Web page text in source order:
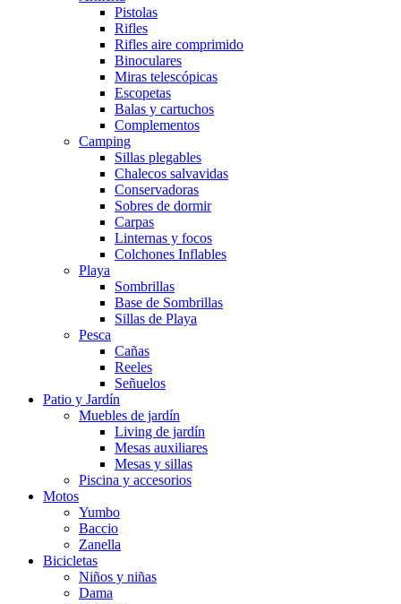
Pistolas
Rifles
Rifles aire comprimido
Binoculares
Miras telescópicas
Escopetas
Balas y cartuchos
Complementos
Camping
Sillas plegables
Chalecos salvavidas
Conservadoras
Sobres de dormir
Carpas
Linternas y focos
Colchones Inflables
Playa
Sombrillas
Base de Sombrillas
Sillas de Playa
Pesca
Cañas
Reeles
Señuelos
Patio y Jardín
Muebles de jardín
Living de jardín
Mesas auxiliares
Mesas y sillas
Piscina y accesorios
Motos
Yumbo
Baccio
Zanella
Bicicletas
Niños y niñas
Dama